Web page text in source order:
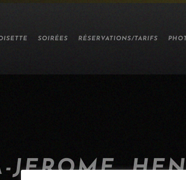
SOIRÉES RÉSERVATIONS/TARIFS